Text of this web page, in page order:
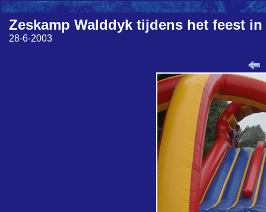
Zeskamp Walddyk tijdens het feest in
28-6-2003